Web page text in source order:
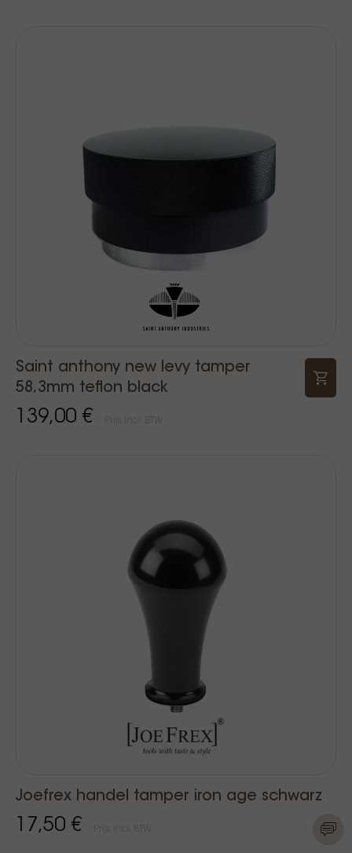
Saint anthony new levy tamper
58,3mm teflon black
139,00 €
Joefrex handel tamper iron age schwarz
17,50 €